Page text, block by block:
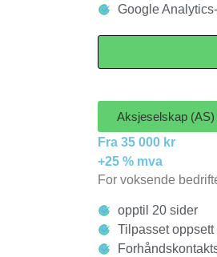
Google
Aksjeselskap (AS)
Fra 35 000 kr
+25 % mva
For voksende
opptil 20 sider
Tilpasset oppsett